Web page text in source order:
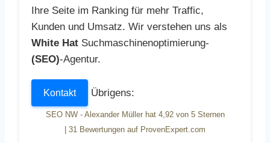
Ihre Seite im Ranking für mehr Traffic,
Kunden und Umsatz. Wir verstehen uns als
White Hat Suchmaschinenoptimierung-
(SEO)-Agentur.
Kontakt Übrigens:
SEO NW - Alexander Müller hat 4,92von 5Sternen
| 31 Bewertungen auf ProvenExpert.com